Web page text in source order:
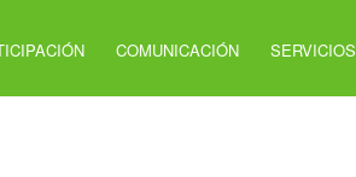
COMUNICACIÓN SERVICIOS